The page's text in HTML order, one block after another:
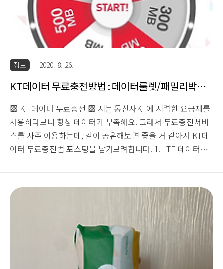
정보 2020. 8. 26.
KT데이터 무료충전방법 : 데이터룰렛/패밀리박
▩ KT 데이터 무료충전 ▩ 저는 통신사KT에 저렴한 요금제를
사용하다보니 항상 데이터가 부족해요. 그래서 무료충전서비
스를 자주 이용하는데, 같이 공유해보면 좋을 거 같아서 KT데
이터 무료충전법 포스팅을 남겨보려합니다. 1. LTE 데이터룰
룰렛 서비스! 2. KT 패밀리박스 ☆ 두번째는 상시 데이터를 충
전하고 당겨쓸 수 있는 패밀리박스로 결합상품에 가입되어 있
는 가족 간 데이터공유가 가능! 별도의 패밀리박스 어플 다운
이 필요 3. Y박스 ☆ 마지막 데이터공유박스 Y박스 KT LTE 스
마트폰 요금제 이용 고객끼리 데이터를 공유할 수 있는 어플입
니다. 별도의 Y박스 다운 및 가입..